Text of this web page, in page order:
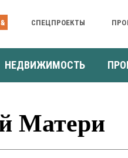
СПЕЦПРОЕКТЫ
НЕДВИЖИМОСТЬ
Матери